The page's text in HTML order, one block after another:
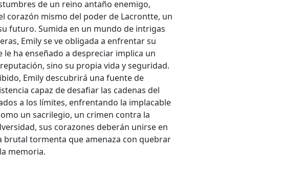
de un reino antaño enemigo,
corazón mismo del poder de Lacrontte, un
futuro. Sumida en un mundo de intrigas
Emily se ve obligada a enfrentar su
ha enseñado a despreciar implica un
sino su propia vida y seguridad.
Emily descubrirá una fuente de
capaz de desafiar las cadenas del
a los límites, enfrentando la implacable
un sacrilegio, un crimen contra la
sus corazones deberán unirse en
tormenta que amenaza con quebrar
memoria.